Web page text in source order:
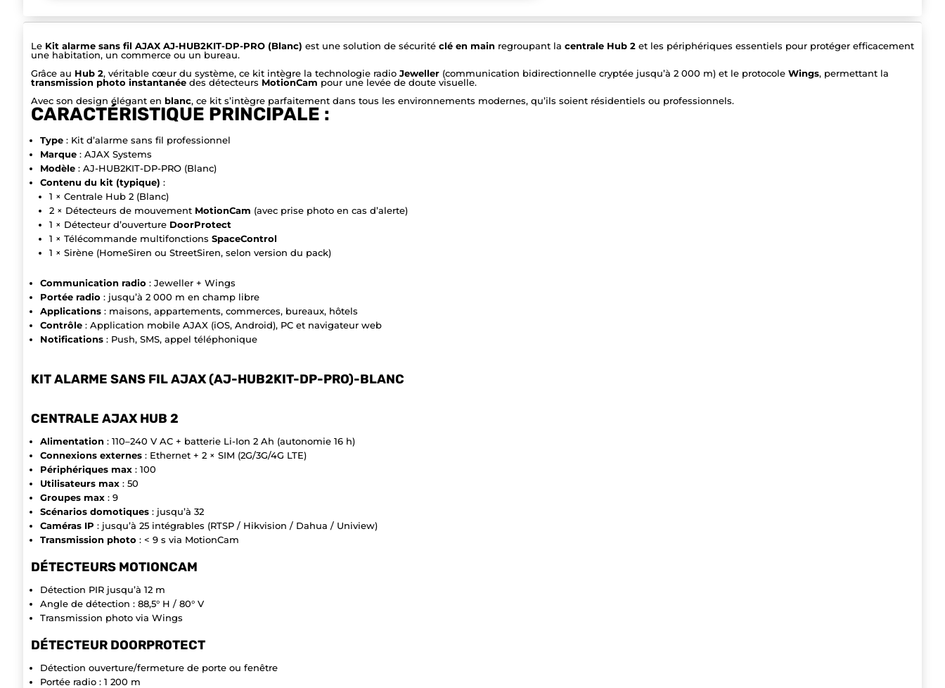
Le Kit alarme sans fil AJAX AJ-HUB2KIT-DP-PRO (Blanc) est une solution de sécurité clé en main regroupant la centrale Hub 2 et les périphériques essentiels pour protéger efficacement
une habitation, un commerce ou un bureau.
Grâce au Hub 2, véritable cœur du système, ce kit intègre la technologie radio Jeweller (communication bidirectionnelle cryptée jusqu’à 2 000 m) et le protocole Wings, permettant la
transmission photo instantanée des détecteurs MotionCam pour une levée de doute visuelle.
Avec son design élégant en blanc, ce kit s’intègre parfaitement dans tous les environnements modernes, qu’ils soient résidentiels ou professionnels.
CARACTÉRISTIQUE PRINCIPALE :
Type : Kit d’alarme sans fil professionnel
Marque : AJAX Systems
Modèle : AJ-HUB2KIT-DP-PRO (Blanc)
Contenu du kit (typique) :
1 × Centrale Hub 2 (Blanc)
2 × Détecteurs de mouvement MotionCam (avec prise photo en cas d’alerte)
1 × Détecteur d’ouverture DoorProtect
1 × Télécommande multifonctions SpaceControl
1 × Sirène (HomeSiren ou StreetSiren, selon version du pack)
Communication radio : Jeweller + Wings
Portée radio : jusqu’à 2 000 m en champ libre
Applications : maisons, appartements, commerces, bureaux, hôtels
Contrôle : Application mobile AJAX (iOS, Android), PC et navigateur web
Notifications : Push, SMS, appel téléphonique
KIT ALARME SANS FIL AJAX (AJ-HUB2KIT-DP-PRO)-BLANC
CENTRALE AJAX HUB 2
Alimentation : 110–240 V AC + batterie Li-Ion 2 Ah (autonomie 16 h)
Connexions externes : Ethernet + 2 × SIM (2G/3G/4G LTE)
Périphériques max : 100
Utilisateurs max : 50
Groupes max : 9
Scénarios domotiques : jusqu’à 32
Caméras IP : jusqu’à 25 intégrables (RTSP / Hikvision / Dahua / Uniview)
Transmission photo : < 9 s via MotionCam
DÉTECTEURS MOTIONCAM
Détection PIR jusqu’à 12 m
Angle de détection : 88,5° H / 80° V
Transmission photo via Wings
DÉTECTEUR DOORPROTECT
Détection ouverture/fermeture de porte ou fenêtre
Portée radio : 1 200 m